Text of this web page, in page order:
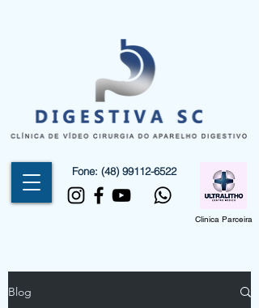
Fone: (48) 99112-6522
Clinica Parceira
Blog